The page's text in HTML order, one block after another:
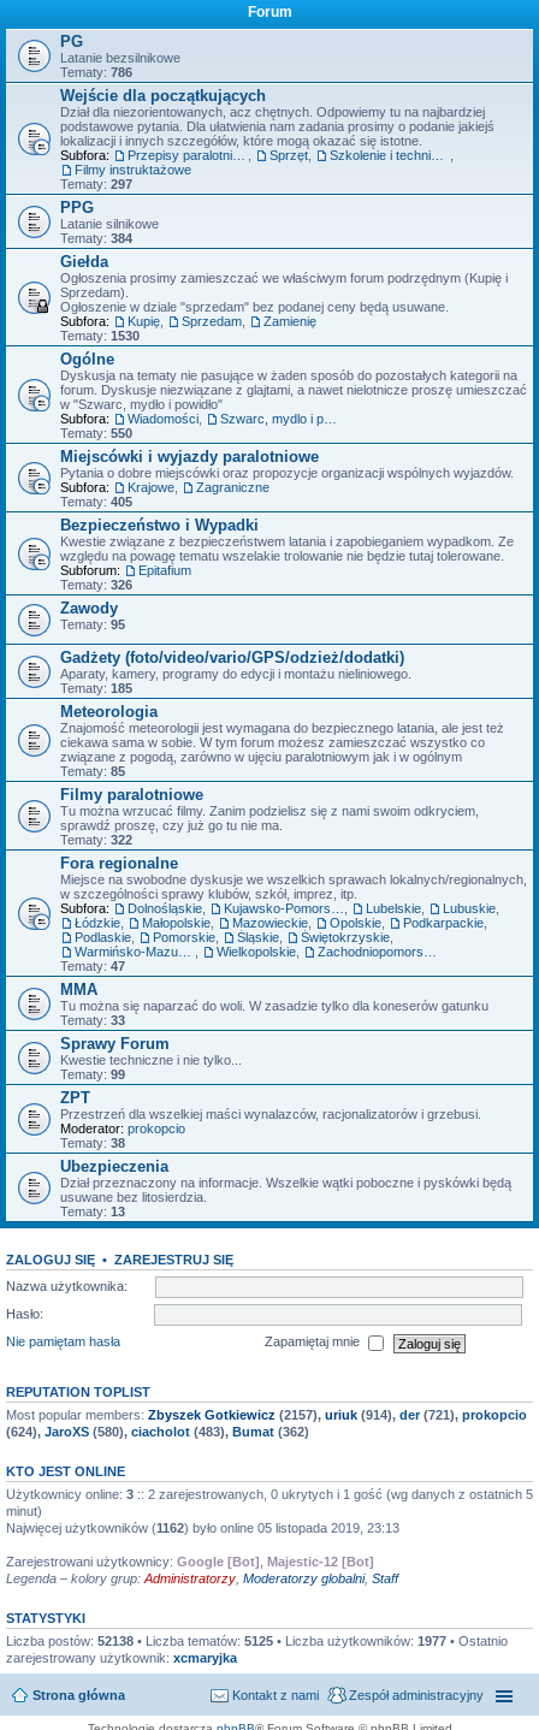
i
Forum
PG
Latanie bezsilnikowe
Tematy: 786
Wejście dla początkujących
Dział dla niezorientowanych, acz chętnych. Odpowiemy tu na najbardziej
podstawowe pytania. Dla ułatwienia nam zadania prosimy o podanie jakiejś
lokalizacji i innych szczegółów, które mogą okazać się istotne.
Subfora:
Sprzęt
Filmy instruktażowe
Tematy: 297
PPG
Latanie silnikowe
Tematy: 384
Giełda
Ogłoszenia prosimy zamieszczać we właściwym forum podrzędnym (Kupię i
Sprzedam).
Ogłoszenie w dziale "sprzedam" bez podanej ceny będą usuwane.
Subfora:
Kupię Sprzedam
Zamienię
Tematy: 1530
Ogólne
Dyskusja na tematy nie pasujące w żaden sposób do pozostałych kategorii na
forum. Dyskusje niezwiązane z glajtami, a nawet nielotnicze proszę umieszczać
w "Szwarc, mydło i powidło"
Subfora:
Wiadomości
Tematy: 550
Miejscówki i wyjazdy paralotniowe
Pytania o dobre miejscówki oraz propozycje organizacji wspólnych wyjazdów.
Subfora:
Krajowe
Zagraniczne
Tematy: 405
Bezpieczeństwo i Wypadki
Kwestie związane z bezpieczeństwem latania i zapobieganiem wypadkom. Ze
względu na powagę tematu wszelakie trolowanie nie będzie tutaj tolerowane.
Subforum:
Epitafium
Tematy: 326
Zawody
Tematy: 95
Gadżety (foto/video/vario/GPS/odzież/dodatki)
Aparaty, kamery, programy do edycji i montażu nieliniowego.
Tematy: 185
Meteorologia
Znajomość meteorologii jest wymagana do bezpiecznego latania, ale jest też
ciekawa sama w sobie. W tym forum możesz zamieszczać wszystko co
związane z pogodą, zarówno w ujęciu paralotniowym jak i w ogólnym
Tematy: 85
Filmy paralotniowe
Tu można wrzucać filmy. Zanim podzielisz się z nami swoim odkryciem,
sprawdź proszę, czy już go tu nie ma.
Tematy: 322
Fora regionalne
Miejsce na swobodne dyskusje we wszelkich sprawach lokalnych/regionalnych,
w szczególności sprawy klubów, szkół, imprez, itp.
Subfora:
Dolnośląskie Lubelskie Lubuskie
Łódzkie
Małopolskie Mazowieckie Opolskie Podkarpackie
Podlaskie
Pomorskie Śląskie Świętokrzyskie
Wielkopolskie
Tematy: 47
MMA
Tu można się naparzać do woli. W zasadzie tylko dla koneserów gatunku
Tematy: 33
Sprawy Forum
Kwestie techniczne i nie tylko...
Tematy: 99
ZPT
Przestrzeń dla wszelkiej maści wynalazców, racjonalizatorów i grzebusi.
Moderator: prokopcio
Tematy: 38
Ubezpieczenia
Dział przeznaczony na informacje. Wszelkie wątki poboczne i pyskówki będą
usuwane bez litosierdzia.
Tematy: 13
ZALOGUJ SIĘ • ZAREJESTRUJ SIĘ
Nazwa użytkownika:
Hasło:
Nie pamiętam hasła
Zapamiętaj mnie
REPUTATION TOPLIST
Most popular members: Zbyszek Gotkiewicz (2157), uriuk (914), der(721), prokopcio
(624), JaroXS (580), ciacholot (483), Bumat (362)
KTO JEST ONLINE
Użytkownicy online: 3 :: 2 zarejestrowanych, 0 ukrytych i 1 gość (wg danych z ostatnich 5
minut)
Najwięcej użytkowników (1162) było online 05 listopada 2019, 23:13
Zarejestrowani użytkownicy: Google [Bot] Majestic-12 [Bot]
Legenda – kolory grup: Administratorzy Moderatorzy globalni, Staff
STATYSTYKI
Liczba postów: 52138 • Liczba tematów: 5125 • Liczba użytkowników: 1977 • Ostatnio
zarejestrowany użytkownik: xcmaryjka
Strona główna Zespół administracyjny
Kontakt z nami